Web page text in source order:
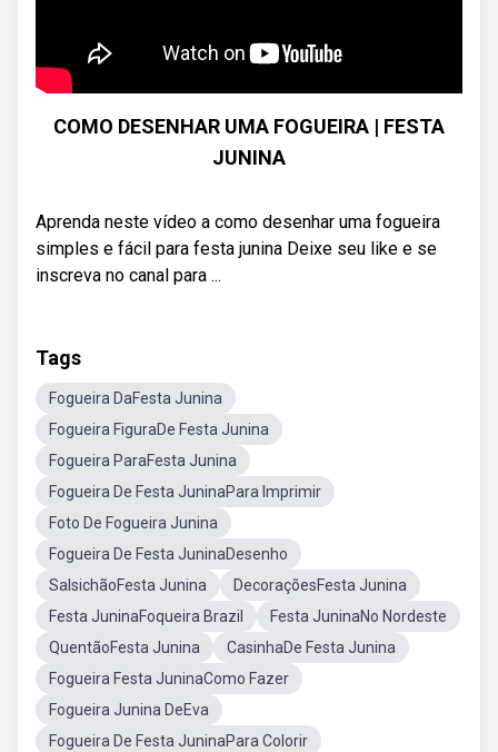
COMO DESENHAR UMA FOGUEIRA | FESTA
JUNINA
Aprenda neste vídeo a como desenhar uma fogueira
simples e fácil para festa junina Deixe seu like e se
inscreva no canal para ...
Tags
Fogueira DaFesta Junina
Fogueira FiguraDe Festa Junina
Fogueira ParaFesta Junina
Fogueira De Festa JuninaPara Imprimir
Foto De Fogueira Junina
Fogueira De Festa JuninaDesenho
SalsichãoFesta Junina
DecoraçõesFesta Junina
Festa JuninaFoqueira Brazil
Festa JuninaNo Nordeste
QuentãoFesta Junina
CasinhaDe Festa Junina
Fogueira Festa JuninaComo Fazer
Fogueira Junina DeEva
Fogueira De Festa JuninaPara Colorir